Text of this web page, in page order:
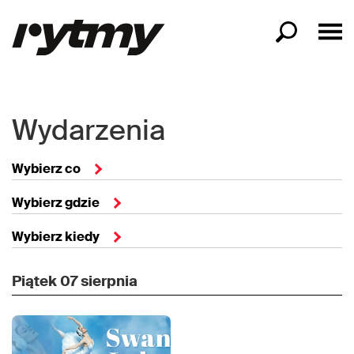
Wydarzenia
Wybierz co
Wybierz gdzie
Wybierz kiedy
Piątek07 sierpnia